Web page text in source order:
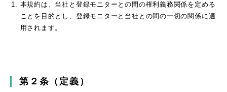
本規約は、当社と登録モニターとの間の権利義務関係を定める
ことを目的とし、登録モニターと当社との間の一切の関係に適
用されます。
第２条（定義）